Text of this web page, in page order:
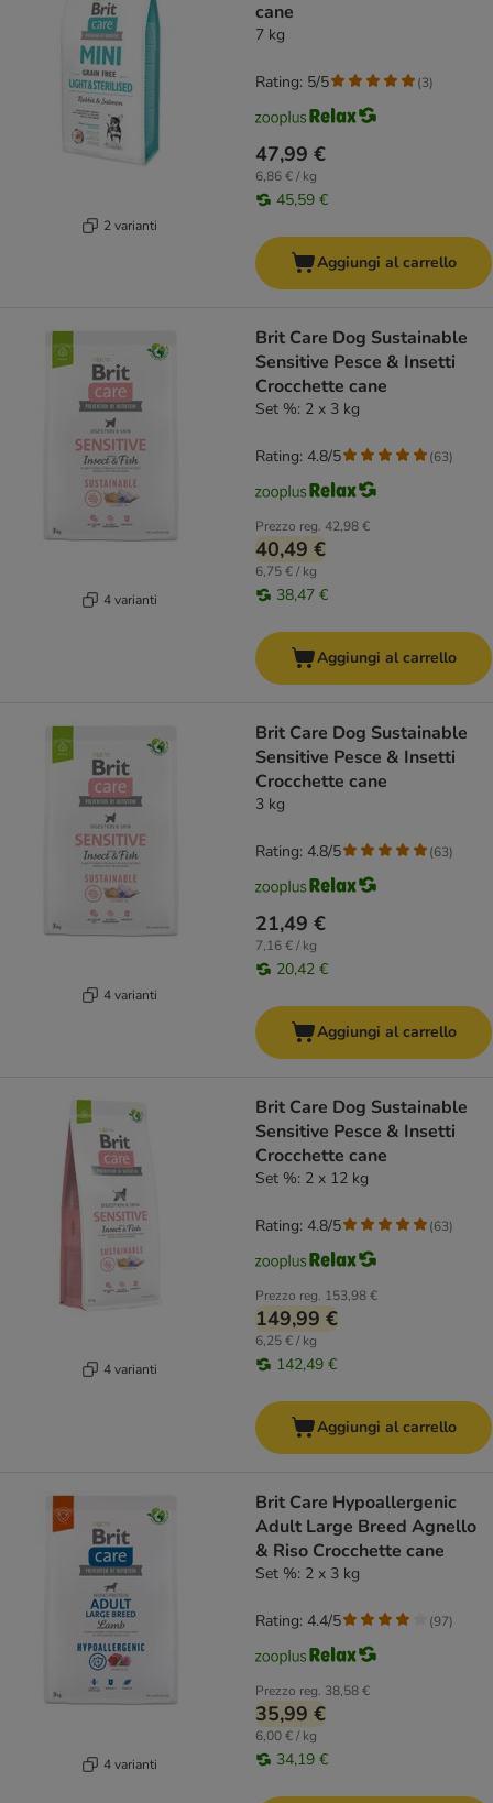
2 varianti
cane
7 kg
47,99 €
6,86 € / kg
45,59 €
Rating: 5/5 (3)
Aggiungi al carrello
4 varianti
Brit Care Dog Sustainable
Sensitive Pesce & Insetti
Crocchette cane
Set %: 2 x 3 kg
Prezzo reg. 42,98 €
40,49 €
6,75 € / kg
38,47 €
Rating: 4.8/5 (63)
Aggiungi al carrello
4 varianti
Brit Care Dog Sustainable
Sensitive Pesce & Insetti
Crocchette cane
3 kg
21,49 €
7,16 € / kg
20,42 €
Rating: 4.8/5 (63)
Aggiungi al carrello
4 varianti
Brit Care Dog Sustainable
Sensitive Pesce & Insetti
Crocchette cane
Set %: 2 x 12 kg
Prezzo reg. 153,98 €
149,99 €
6,25 € / kg
142,49 €
Rating: 4.8/5 (63)
Aggiungi al carrello
4 varianti
Brit Care Hypoallergenic
Adult Large Breed Agnello
& Riso Crocchette cane
Set %: 2 x 3 kg
Prezzo reg. 38,58 €
35,99 €
6,00 € / kg
34,19 €
Rating: 4.4/5 (97)